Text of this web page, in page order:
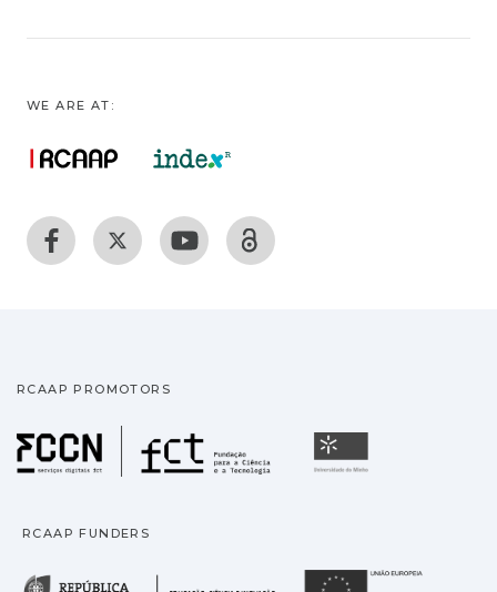
WE ARE AT:
RCAAP PROMOTORS
Fundação para a
RCAAP FUNDERS
República Portuguesa